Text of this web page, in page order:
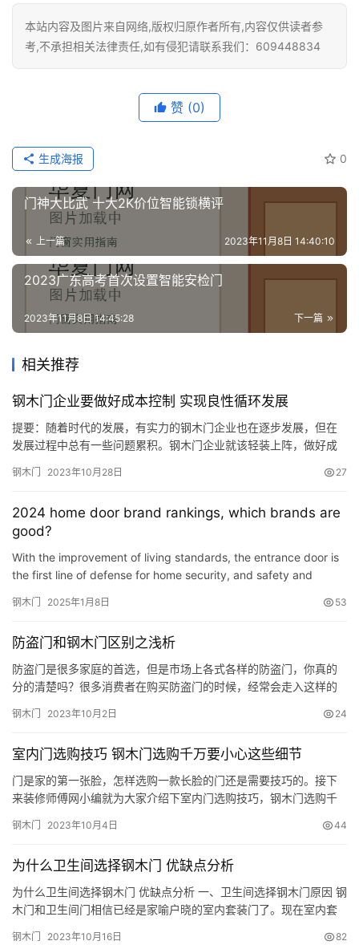
本站内容及图片来自网络,版权归原作者所有,内容仅供读者参
考,不承担相关法律责任,如有侵犯请联系我们：609448834
赞 (0)
0
生成海报
门神大比武 十大2K价位智能锁横评
上一篇 2023年11月8日 14:40:10
2023广东高考首次设置智能安检门
下一篇
2023年11月8日 14:45:28
相关推荐
钢木门企业要做好成本控制 实现良性循环发展
提要：随着时代的发展，有实力的钢木门企业也在逐步发展，但在
发展过程中总有一些问题累积。钢木门企业就该轻装上阵，做好成
对新时代的市场变迁，钢木门制造业更要实行变革，实现内部突
展过程中总有一些问题累积。钢木门企业想要得到平稳发展，没有
资金，没有人…
钢木门 2023年10月28日 27
2024 home door brand rankings, which brands are
good?
With the improvement of living standards, the entrance door is
the first line of defense for home security, and safety and
钢木门 2025年1月8日 53
防盗门和钢木门区别之浅析
防盗门是很多家庭的首选，但是市场上各式各样的防盗门，你真的
分的清楚吗？很多消费者在购买防盗门的时候，经常会走入这样的
非常相似，很多消费者很难正确的区分真正的防盗门。那么，消费
的区别 首先，在购买防盗安全门时，要对经销商的经营资格进行认
证，看经…
钢木门 2023年10月2日 24
室内门选购技巧 钢木门选购千万要小心这些细节
门是家的第一张脸，怎样选购一款长脸的门还是需要技巧的。接下
来装修师傅网小编就为大家介绍下室内门选购技巧，钢木门选购千
观大方、富艺术感、立体感强。表面采用套色工艺，适用于各类型
采用优质的钢板压花及木质内筋复合而成，款式新颖，颜色丰润；
☆引…
钢木门 2023年10月4日 44
为什么卫生间选择钢木门 优缺点分析
为什么卫生间选择钢木门 优缺点分析 一、卫生间选择钢木门原因 钢
木门和卫生间门相信已经是家喻户晓的室内套装门了。现在室内套
钢木门 2023年10月16日 82